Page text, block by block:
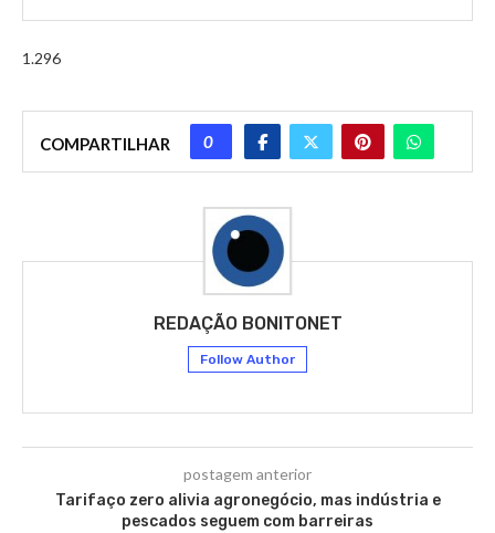
1.296
COMPARTILHAR 0
REDAÇÃO BONITONET
Follow Author
postagem anterior
Tarifaço zero alivia agronegócio, mas indústria e
pescados seguem com barreiras